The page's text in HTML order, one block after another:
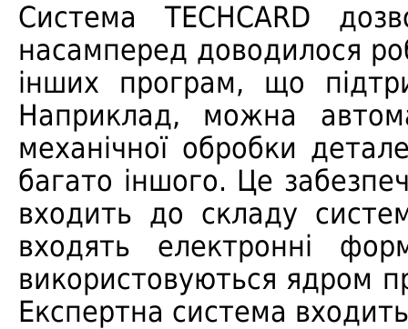
Система TECHCARD
насамперед доводилося
інших програм, що
Наприклад, можна
механічної обробки
багато іншого. Це
входить до складу
входять електронні
використовуються ядром
Експертна система